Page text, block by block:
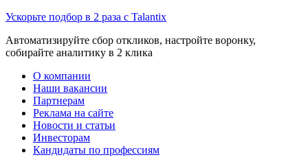
Ускорьте подбор в 2 раза с Talantix
Автоматизируйте сбор откликов, настройте воронку,
собирайте аналитику в 2 клика
О компании
Наши вакансии
Партнерам
Реклама на сайте
Новости и статьи
Инвесторам
Кандидаты по профессиям